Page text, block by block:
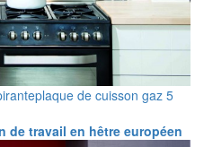
plaque de cuisson gaz 5
de travail en hêtre européen